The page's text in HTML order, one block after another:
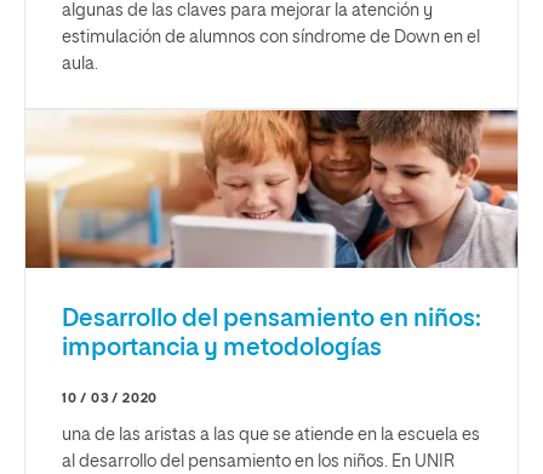
algunas de las claves para mejorar la atención y
estimulación de alumnos con síndrome de Down en el
aula.
Desarrollo del pensamiento en niños:
importancia y metodologías
10 / 03 / 2020
una de las aristas a las que se atiende en la escuela es
al desarrollo del pensamiento en los niños. En UNIR